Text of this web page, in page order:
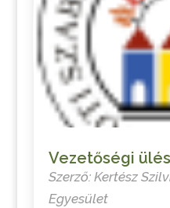
Vezetőségi
Szerző: Kertész
Egyesület